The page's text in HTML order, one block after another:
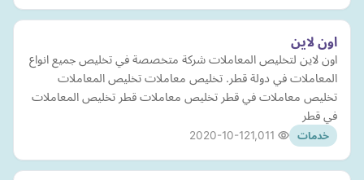
اون لاين
اون لاين لتخليص المعاملات شركة متخصصة في تخليص جميع انواع
المعاملات في دولة قطر. تخليص معاملات تخليص المعاملات
تخليص معاملات في قطر تخليص معاملات قطر تخليص المعاملات
في قطر
خدمات 2020-10-12